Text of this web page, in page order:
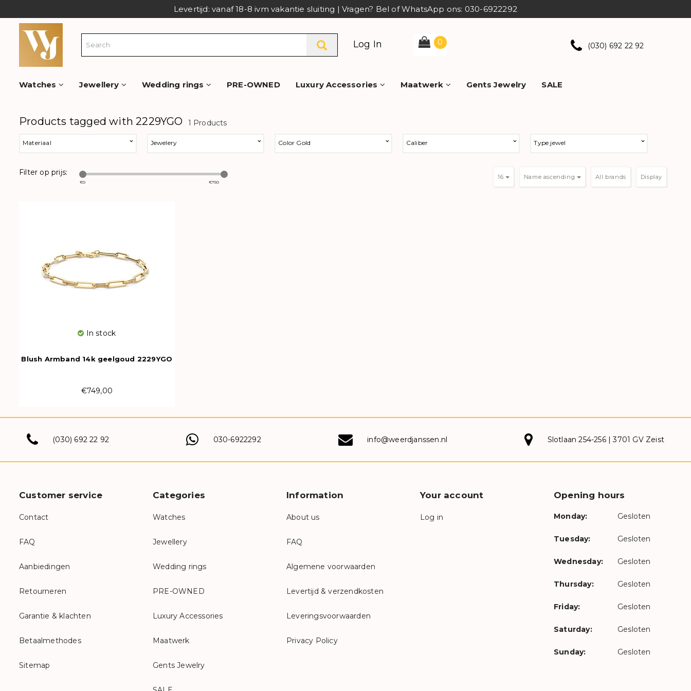
Levertijd: vanaf 18-8 ivm vakantie sluiting | Vragen? Bel of WhatsApp ons: 030-6922292
Log In 0 (030) 692 22 92
Watches Jewellery Wedding rings PRE-OWNED Luxury Accessories Maatwerk Gents Jewelry SALE
Products tagged with 2229YGO 1 Products
Materiaal Jewelery Color Gold Caliber Type jewel
Filter op prijs:
€0 €750
Display
Name ascending
16
In stock
Blush Armband 14k geelgoud 2229YGO
€749,00
(030) 692 22 92 030-6922292 info@weerdjanssen.nl Slotlaan 254-256 | 3701 GV Zeist
Customer service
Contact
FAQ
Aanbiedingen
Retourneren
Garantie & klachten
Betaalmethodes
Sitemap
Categories
Watches
Jewellery
Wedding rings
PRE-OWNED
Luxury Accessories
Maatwerk
Gents Jewelry
Information
About us
FAQ
Algemene voorwaarden
Levertijd & verzendkosten
Leveringsvoorwaarden
Privacy Policy
Your account
Log in
Opening hours
Monday: Gesloten
Tuesday: Gesloten
Wednesday: Gesloten
Thursday: Gesloten
Friday: Gesloten
Saturday: Gesloten
Sunday: Gesloten